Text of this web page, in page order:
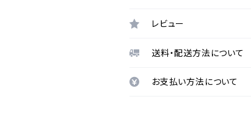
レビュー
送料・配送方法について
お支払い方法について